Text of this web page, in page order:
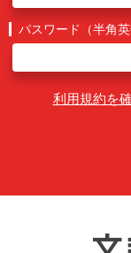
パスワード（半角
利用規約を